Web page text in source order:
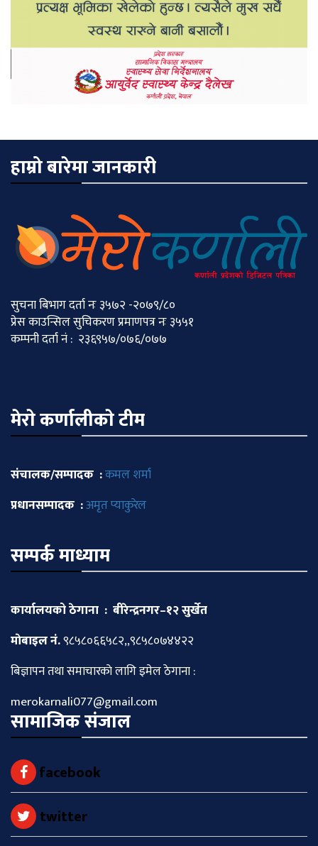
हाम्रो बारेमा जानकारी
सुचना बिभाग दर्ता नः ३५७२ -२०७९/८०
प्रेस काउन्सिल सुचिकरण प्रमाणपत्र नः ३५५१
कम्पनी दर्ता नं : २३६९५७/०७६/०७७
मेराे कर्णालीकाे टीम
संचालक/सम्पादक :कमल शर्मा
प्रधानसम्पादक :अमृत प्याकुरेल
सम्पर्क माध्याम
कार्यालयको ठेगाना : बीरेन्द्रनगर–१२ सुर्खेत
माेबाइल नं.९८५८०६६५८२,,९८५८०७४४२२
बिज्ञापन तथा समाचारकाे लागि इमेल ठेगाना :
merokarnali077@gmail.com
सामाजिक संजाल
facebook
twitter